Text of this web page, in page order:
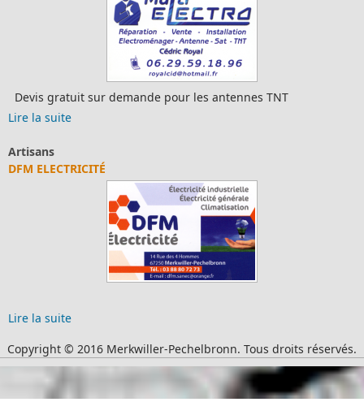
Devis gratuit sur demande pour les antennes TNT
Lire la suite
Artisans
DFM ELECTRICITÉ
Lire la suite
Copyright © 2016 Merkwiller-Pechelbronn. Tous droits réservés.